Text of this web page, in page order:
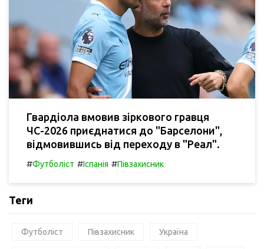
Гвардіола вмовив зіркового гравця
ЧС-2026 приєднатися до "Барселони",
відмовившись від переходу в "Реал".
#Футболіст #Іспанія #Півзахисник
Теги
Футболіст Півзахисник Україна